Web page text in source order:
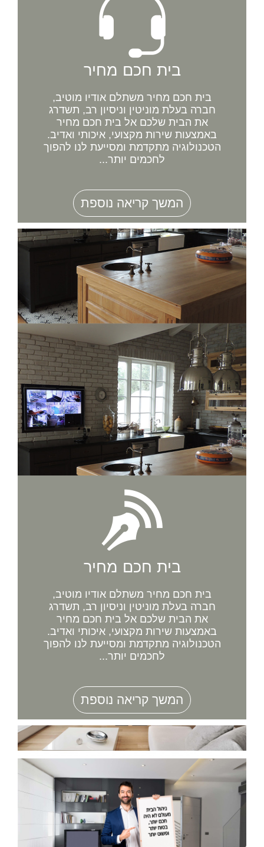
בית חכם מחיר
בית חכם מחיר משתלם אודיו מוטיב,
חברה בעלת מוניטין וניסיון רב, תשדרג
את הבית שלכם אל בית חכם מחיר
באמצעות שירות מקצועי, איכותי ואדיב.
הטכנולוגיה מתקדמת ומסייעת לנו להפוך
לחכמים יותר...
המשך קריאה נוספת
בית חכם מחיר
בית חכם מחיר משתלם אודיו מוטיב,
חברה בעלת מוניטין וניסיון רב, תשדרג
את הבית שלכם אל בית חכם מחיר
באמצעות שירות מקצועי, איכותי ואדיב.
הטכנולוגיה מתקדמת ומסייעת לנו להפוך
לחכמים יותר...
המשך קריאה נוספת